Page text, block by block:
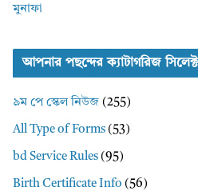
মুনাফা
আপনার পছন্দের ক্যাটাগরিজ
৯ম পে স্কেল নিউজ (255)
All Type of Forms (53)
bd Service Rules (95)
Birth Certificate Info (56)